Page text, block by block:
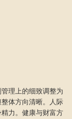
理上的细致调整为
体方向清晰。人际
力。健康与财富方